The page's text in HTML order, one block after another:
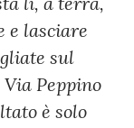
e lasciare
sul
Peppino
è solo